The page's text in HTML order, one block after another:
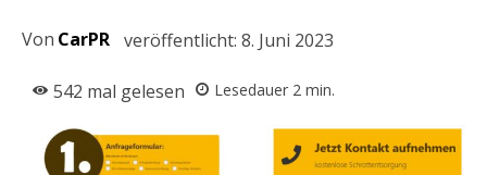
Von CarPR veröffentlicht: 8. Juni 2023
542 mal gelesen Lesedauer 2 min.